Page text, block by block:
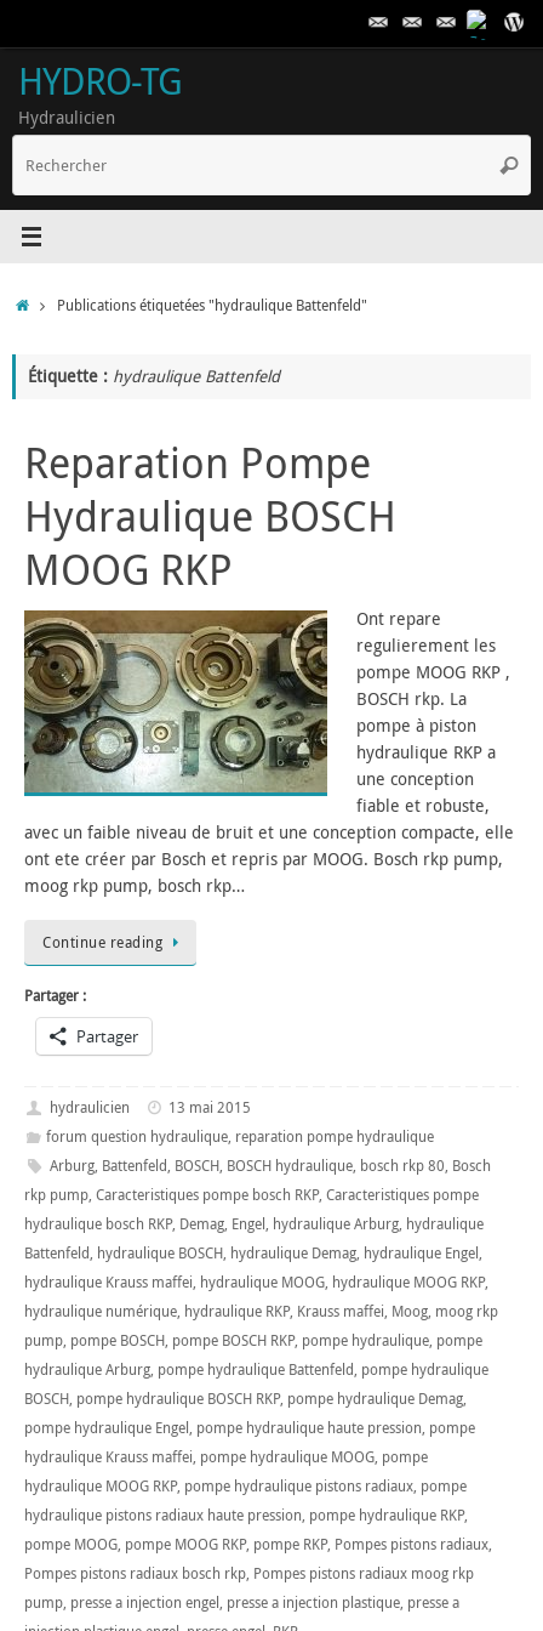
contenu
HYDRO-TG
Hydraulicien
:
AccueilPublications étiquetées "hydraulique Battenfeld"
Étiquette : hydraulique Battenfeld
Reparation Pompe
Hydraulique BOSCH
MOOG RKP
Ont repare
regulierement les
pompe MOOG RKP ,
BOSCH rkp. La
pompe à piston
hydraulique RKP a
une conception
fiable et robuste,
avec un faible niveau de bruit et une conception compacte, elle
ont ete créer par Bosch et repris par MOOG. Bosch rkp pump,
moog rkp pump, bosch rkp…
Continue reading
Partager :
Partager
hydraulicien
13 mai 2015
forum question hydraulique, reparation pompe hydraulique
Arburg, Battenfeld, BOSCH, BOSCH hydraulique, bosch rkp 80, Bosch
rkp pump, Caracteristiques pompe bosch RKP, Caracteristiques pompe
hydraulique bosch RKP, Demag, Engel, hydraulique Arburg, hydraulique
Battenfeld, hydraulique BOSCH, hydraulique Demag, hydraulique Engel,
hydraulique Krauss maffei, hydraulique MOOG, hydraulique MOOG RKP,
hydraulique numérique, hydraulique RKP, Krauss maffei, Moog, moog rkp
pump, pompe BOSCH, pompe BOSCH RKP, pompe hydraulique, pompe
hydraulique Arburg, pompe hydraulique Battenfeld, pompe hydraulique
BOSCH, pompe hydraulique BOSCH RKP, pompe hydraulique Demag,
pompe hydraulique Engel, pompe hydraulique haute pression, pompe
hydraulique Krauss maffei, pompe hydraulique MOOG, pompe
hydraulique MOOG RKP, pompe hydraulique pistons radiaux, pompe
hydraulique pistons radiaux haute pression, pompe hydraulique RKP,
pompe MOOG, pompe MOOG RKP, pompe RKP, Pompes pistons radiaux,
Pompes pistons radiaux bosch rkp, Pompes pistons radiaux moog rkp
pump, presse a injection engel, presse a injection plastique, presse a